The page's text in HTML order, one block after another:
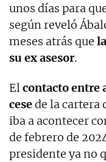
unos días para
según reveló
meses atrás que
su ex asesor.
Elcontacto entre
cesede la cartera
iba a acontecer
de febrero de
presidente ya no